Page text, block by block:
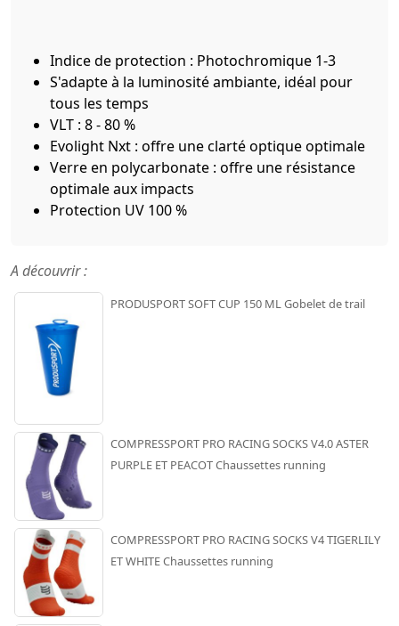
Indice de protection : Photochromique 1-3
S'adapte à la luminosité ambiante, idéal pour
tous les temps
VLT : 8 - 80 %
Evolight Nxt : offre une clarté optique optimale
Verre en polycarbonate : offre une résistance
optimale aux impacts
Protection UV 100 %
A découvrir :
PRODUSPORT SOFT CUP 150 ML Gobelet de trail
COMPRESSPORT PRO RACING SOCKS V4.0 ASTER
PURPLE ET PEACOT Chaussettes running
COMPRESSPORT PRO RACING SOCKS V4 TIGERLILY
ET WHITE Chaussettes running